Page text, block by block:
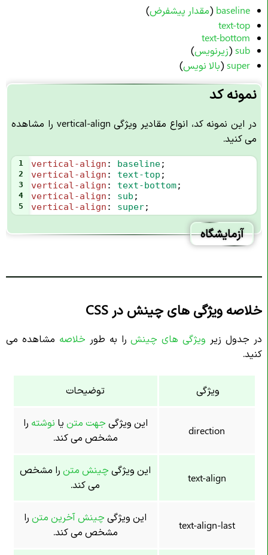
baseline
(مقدار پیشفرض)
text-top
text-bottom
sub
(زیرنویس)
super
(بالا نویس)
نمونه کد
در این نمونه کد، انواع مقادیر ویژگی vertical-align را مشاهده
می کنید.
1 vertical-align : baseline;
2 vertical-align : text-top ;
3 vertical-align : text-bottom;
4 vertical-align : sub ;
5 vertical-align : super;
آزمایشگاه
خلاصه ویژگی های چینش در CSS
در جدول زیر ویژگی های چینش را به طور خلاصه مشاهده می‌
کنید.
ویژگی توضیحات
direction
این ویژگی جهت متن یا نوشته را
مشخص می کند.
text-align
این ویژگی چینش متن را مشخص
می کند.
text-align-last
این ویژگی چینش آخرین متن را
مشخص می کند.